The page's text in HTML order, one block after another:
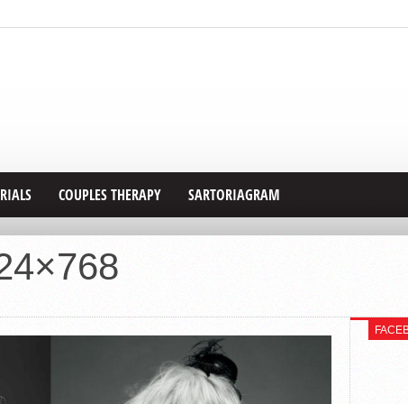
COUPLES THERAPY SARTORIAGRAM